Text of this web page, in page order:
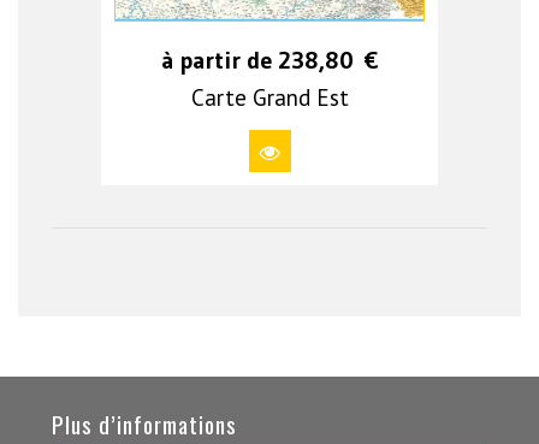
à partir de 238,80 €
Carte Grand Est
Plus d’informations